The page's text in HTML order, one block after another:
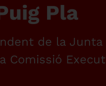
Pla
de la
Comissió